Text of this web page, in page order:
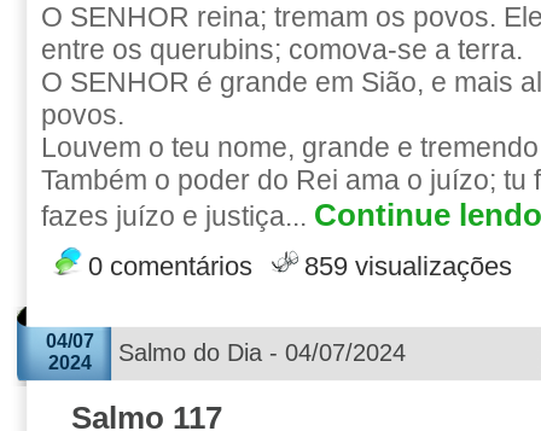
O SENHOR reina; tremam os povos.
entre os querubins; comova-se a terra.
O SENHOR é grande em Sião, e mais
povos.
Louvem o teu nome, grande e
Também o poder do Rei ama o juízo; tu
fazes juízo e justiça... Continue
0 comentários 859 visualizações
04/07
2024
Salmo do Dia - 04/07/2024
Salmo 117